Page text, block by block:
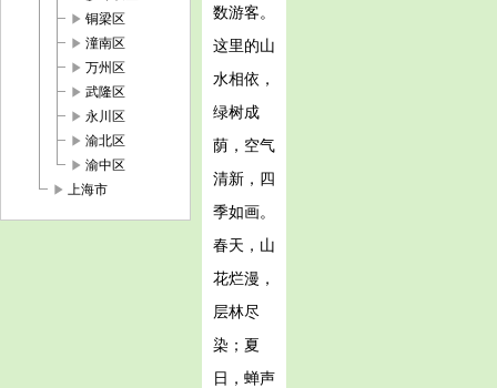
play_arrow 铜梁区
play_arrow 潼南区
play_arrow 万州区
play_arrow 武隆区
play_arrow 永川区
play_arrow 渝北区
play_arrow 渝中区
play_arrow 上海市
数游客。
这里的山
水相依，
绿树成
荫，空气
清新，四
季如画。
春天，山
花烂漫，
层林尽
染；夏
日，蝉声